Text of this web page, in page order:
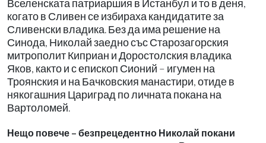
Вселенската патриаршия в Истанбул и то в деня,
когато в Сливен се избираха кандидатите за
Сливенски владика. Без да има решение на
Синода, Николай заедно със Старозагорския
митрополит Киприан и Доростолския владика
Яков, както и с епископ Сионий – игумен на
Троянския и на Бачковския манастири, отиде в
някогашния Цариград по личната покана на
Вартоломей.
Нещо повече – безпрецедентно Николай покани